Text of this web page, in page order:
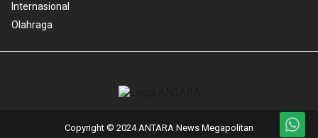
Internasional
Olahraga
Copyright © 2024 ANTARA News Megapolitan